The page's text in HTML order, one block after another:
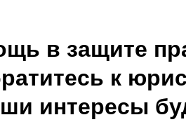
в защите
к
интересы